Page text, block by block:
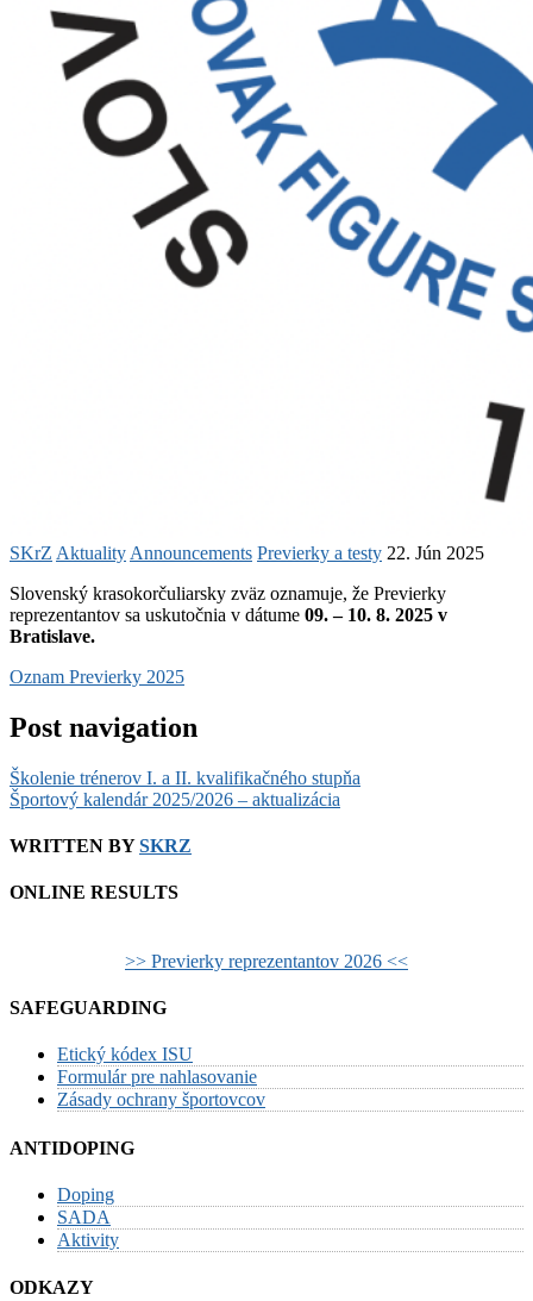
SKrZ Aktuality Announcements Previerky a testy 22. Jún 2025
Slovenský krasokorčuliarsky zväz oznamuje, že Previerky
reprezentantov sa uskutočnia v dátume 09. – 10. 8. 2025 v
Bratislave.
Oznam Previerky 2025
Post navigation
Školenie trénerov I. a II. kvalifikačného stupňa
Športový kalendár 2025/2026 – aktualizácia
WRITTEN BYSKRZ
ONLINE RESULTS
>> Previerky reprezentantov 2026 <<
SAFEGUARDING
Etický kódex ISU
Formulár pre nahlasovanie
Zásady ochrany športovcov
ANTIDOPING
Doping
SADA
Aktivity
ODKAZY